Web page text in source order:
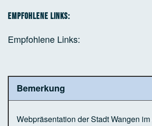
Empfohlene Links:
Empfohlene Links:
Bemerkung
Webpräsentation der Stadt Wangen